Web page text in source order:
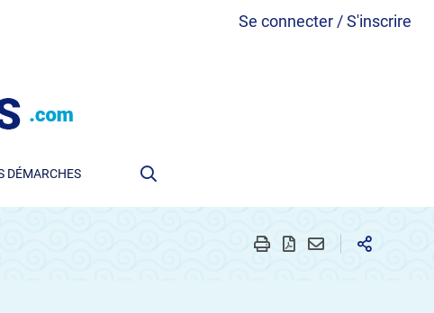
Se connecter / S'inscrire
DÉMARCHES